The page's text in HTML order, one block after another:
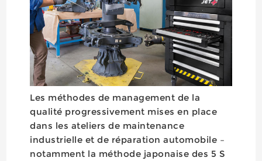
Les méthodes de management de la
qualité progressivement mises en place
dans les ateliers de maintenance
industrielle et de réparation automobile –
notamment la méthode japonaise des 5 S